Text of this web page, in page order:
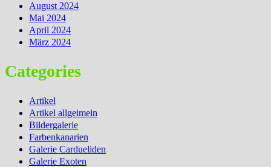
August 2024
Mai 2024
April 2024
März 2024
Categories
Artikel
Artikel allgeimein
Bildergalerie
Farbenkanarien
Galerie Cardueliden
Galerie Exoten